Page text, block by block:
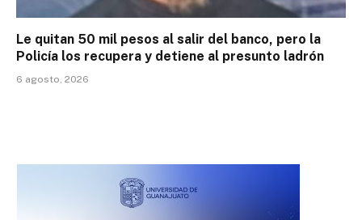
Le quitan 50 mil pesos al salir del banco, pero la
Policía los recupera y detiene al presunto ladrón
6 agosto, 2026